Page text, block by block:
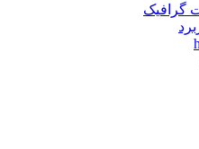
گرافیک